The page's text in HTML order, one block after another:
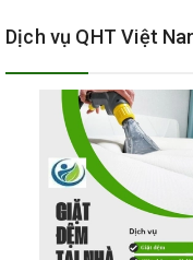
Giặt sạch
triệt để
Ưu đãi theo
cho khách
Dịch vụ QHT Việt